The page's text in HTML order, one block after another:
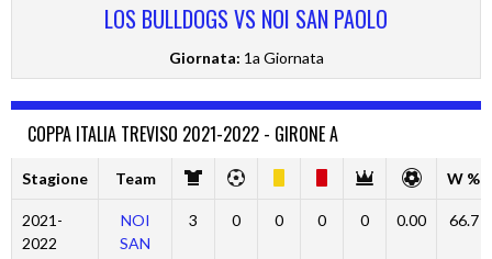
LOS BULLDOGS VS NOI SAN PAOLO
Giornata: 1a Giornata
COPPA ITALIA TREVISO 2021-2022 - GIRONE A
Stagione Team W %
2021-
2022
NOI
SAN
3 0 0 0 0 0.00 66.7